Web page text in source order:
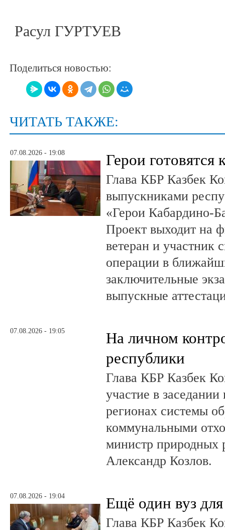
Расул ГУРТУЕВ
Поделиться новостью:
ЧИТАТЬ ТАКЖЕ:
07.08.2026 - 19:08 Герои готовятся
Глава КБР Казбек
выпускниками
«Герои Кабардино-
Проект выходит на
ветеран и участник
операции в
заключительные
выпускные
07.08.2026 - 19:05
На личном
республики
Глава КБР Казбек
участие в
регионах системы
коммунальными
министр природных
Александр Козлов.
07.08.2026 - 19:04 Ещё один вуз
Глава КБР Казбек